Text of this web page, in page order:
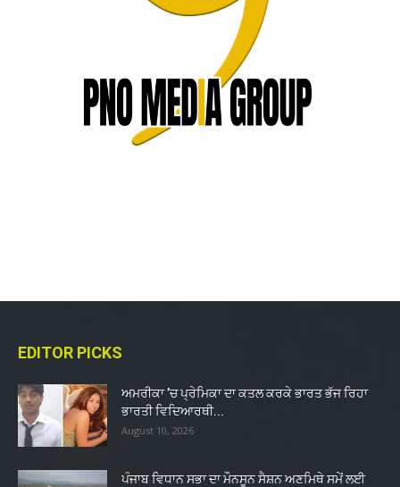
EDITOR PICKS
ਅਮਰੀਕਾ ’ਚ ਪ੍ਰੇਮਿਕਾ ਦਾ ਕਤਲ ਕਰਕੇ ਭਾਰਤ ਭੱਜ ਰਿਹਾ
ਭਾਰਤੀ ਵਿਦਿਆਰਥੀ...
August 10, 2026
ਪੰਜਾਬ ਵਿਧਾਨ ਸਭਾ ਦਾ ਮੌਨਸੂਨ ਸੈਸ਼ਨ ਅਣਮਿਥੇ ਸਮੇਂ ਲਈ